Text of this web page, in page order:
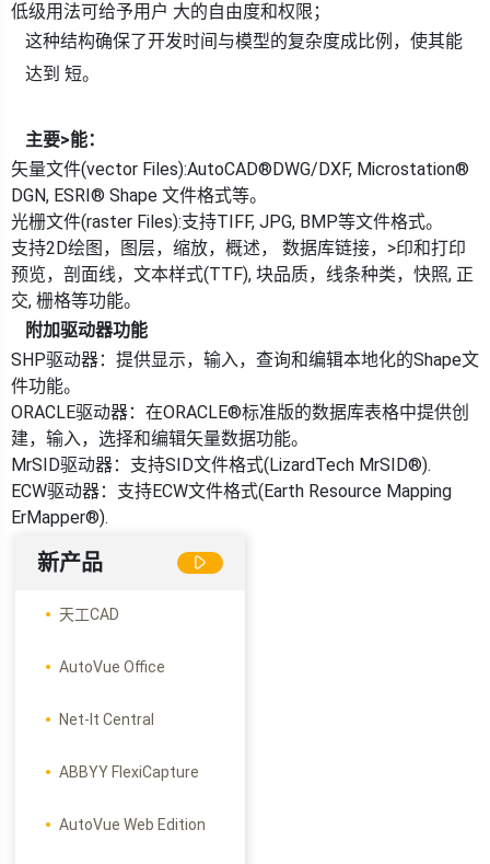
低级用法可给予用户 大的自由度和权限；
这种结构确保了开发时间与模型的复杂度成比例，使其能
达到 短。
主要>能：
矢量文件(vector Files):AutoCAD®DWG/DXF, Microstation®
DGN, ESRI® Shape 文件格式等。
光栅文件(raster Files):支持TIFF, JPG, BMP等文件格式。
支持2D绘图，图层，缩放，概述， 数据库链接，>印和打印
预览，剖面线，文本样式(TTF), 块品质，线条种类，快照, 正
交, 栅格等功能。
附加驱动器功能
SHP驱动器：提供显示，输入，查询和编辑本地化的Shape文
件功能。
ORACLE驱动器：在ORACLE®标准版的数据库表格中提供创
建，输入，选择和编辑矢量数据功能。
MrSID驱动器：支持SID文件格式(LizardTech MrSID®).
ECW驱动器：支持ECW文件格式(Earth Resource Mapping
ErMapper®).
新产品
天工CAD
AutoVue Office
Net-It Central
ABBYY FlexiCapture
AutoVue Web Edition